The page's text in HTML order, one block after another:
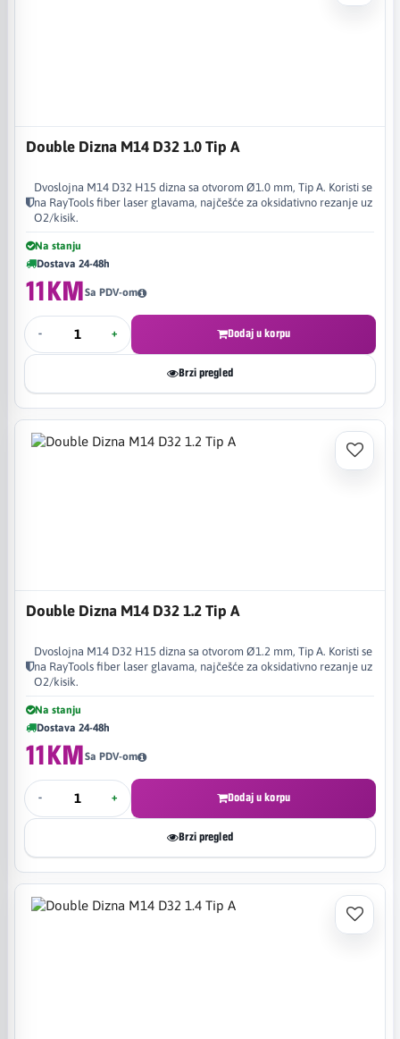
Double Dizna M14 D32 1.0 Tip A
Dvoslojna M14 D32 H15 dizna sa otvorom Ø1.0 mm, Tip A. Koristi se
na RayTools fiber laser glavama, najčešće za oksidativno rezanje uz
O2/kisik.
Na stanju
Dostava 24-48h
11KMSa PDV-om
- + Dodaj u korpu
Brzi pregled
Double Dizna M14 D32 1.2 Tip A
Dvoslojna M14 D32 H15 dizna sa otvorom Ø1.2 mm, Tip A. Koristi se
na RayTools fiber laser glavama, najčešće za oksidativno rezanje uz
O2/kisik.
Na stanju
Dostava 24-48h
11KMSa PDV-om
- + Dodaj u korpu
Brzi pregled